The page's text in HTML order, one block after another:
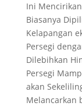
Ini
Biasanya
Kelapangan
Persegi
Dilebihkan
Persegi
akan
Melancarkan